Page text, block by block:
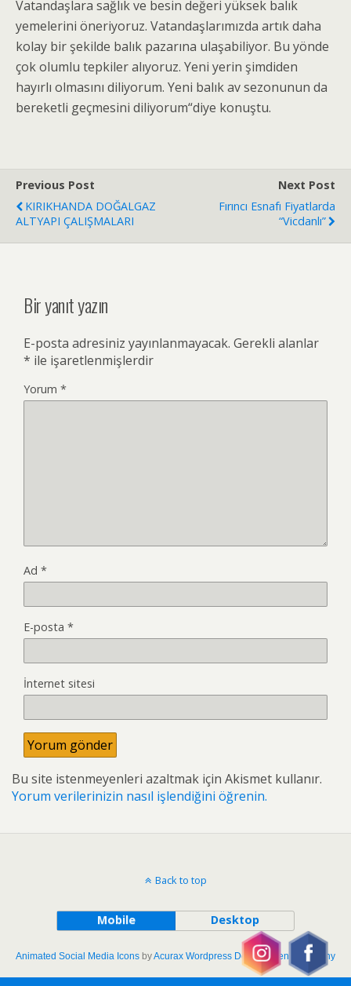
Vatandaşlara sağlık ve besin değeri yüksek balık
yemelerini öneriyoruz. Vatandaşlarımızda artık daha
kolay bir şekilde balık pazarına ulaşabiliyor. Bu yönde
çok olumlu tepkiler alıyoruz. Yeni yerin şimdiden
hayırlı olmasını diliyorum. Yeni balık av sezonunun da
bereketli geçmesini diliyorum“diye konuştu.
Previous Post
KIRIKHANDA DOĞALGAZ
ALTYAPI ÇALIŞMALARI
Next Post
Fırıncı Esnafı Fiyatlarda
“Vicdanlı”
Bir yanıt yazın
E-posta adresiniz yayınlanmayacak. Gerekli alanlar
* ile işaretlenmişlerdir
Yorum *
Ad *
E-posta *
İnternet sitesi
Bu site istenmeyenleri azaltmak için Akismet kullanır.
Yorum verilerinizin nasıl işlendiğini öğrenin.
Back to top
Mobile Desktop
Animated Social Media Icons byAcurax Wordpress Development Company